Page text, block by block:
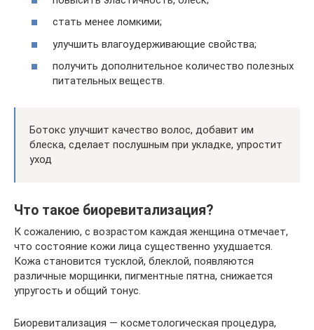
стать менее ломкими;
улучшить влагоудерживающие свойства;
получить дополнительное количество полезных
питательных веществ.
Ботокс улучшит качество волос, добавит им
блеска, сделает послушным при укладке, упростит
уход
Что такое биоревитализация?
К сожалению, с возрастом каждая женщина отмечает,
что состояние кожи лица существенно ухудшается.
Кожа становится тусклой, блеклой, появляются
различные морщинки, пигментные пятна, снижается
упругость и общий тонус.
Биоревитализация — косметологическая процедура,